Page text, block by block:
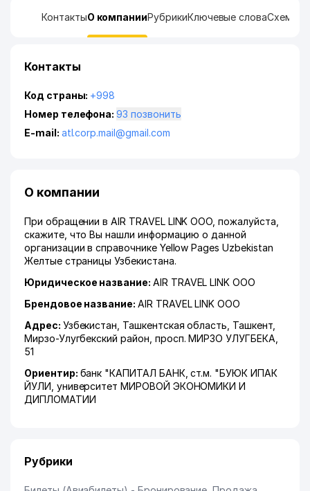
КонтактыО компанииРубрикиКлючевые словаСхема
Контакты
Код страны: +998
Номер телефона:
93 позвонить
E-mail: atl.corp.mail@gmail.com
О компании
При обращении в AIR TRAVEL LINK ООО, пожалуйста,
скажите, что Вы нашли информацию о данной
организации в справочнике Yellow Pages Uzbekistan
Желтые страницы Узбекистана.
Юридическое название: AIR TRAVEL LINK ООО
Брендовое название: AIR TRAVEL LINK ООО
Адрес: Узбекистан, Ташкентская область Ташкент,
Мирзо-Улугбекский район просп. МИРЗО УЛУГБЕКА
51
Ориентир: банк "КАПИТАЛ БАНК, ст.м. "БУЮК ИПАК
ЙУЛИ, университет МИРОВОЙ ЭКОНОМИКИ И
ДИПЛОМАТИИ
Рубрики